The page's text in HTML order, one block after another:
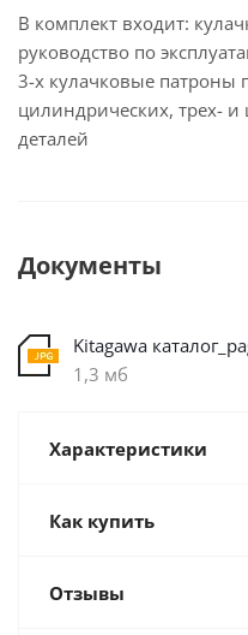
В комплект входит:
руководство по
3-х кулачковые патроны
цилиндрических, трех- и
деталей
Документы
Kitagawa
1,3 мб
Характеристики
Как купить
Отзывы